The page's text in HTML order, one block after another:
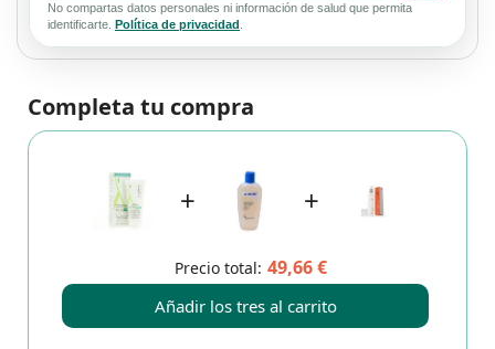
No compartas datos personales ni información de salud que permita
identificarte.
Política de privacidad
Completa tu compra
+ +
Precio total: 49,66 €
Añadir los tres al carrito